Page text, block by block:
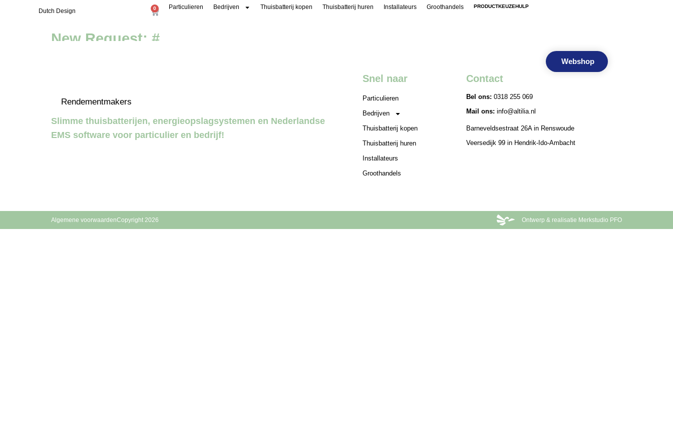
Dutch Design 0 Particulieren Bedrijven Thuisbatterij kopen Thuisbatterij huren Installateurs Groothandels PRODUCTKEUZEHULP
Webshop
New Request: #
Rendementmakers
Slimme thuisbatterijen, energieopslagsystemen en Nederlandse
EMS software voor particulier en bedrijf!
Snel naar
Particulieren
Bedrijven
Thuisbatterij kopen
Thuisbatterij huren
Installateurs
Groothandels
Contact
Bel ons: 0318 255 069
Mail ons: info@altilia.nl
Barneveldsestraat 26A in Renswoude
Veersedijk 99 in Hendrik-Ido-Ambacht
Algemene voorwaardenCopyright 2026 Ontwerp & realisatie Merkstudio PFO